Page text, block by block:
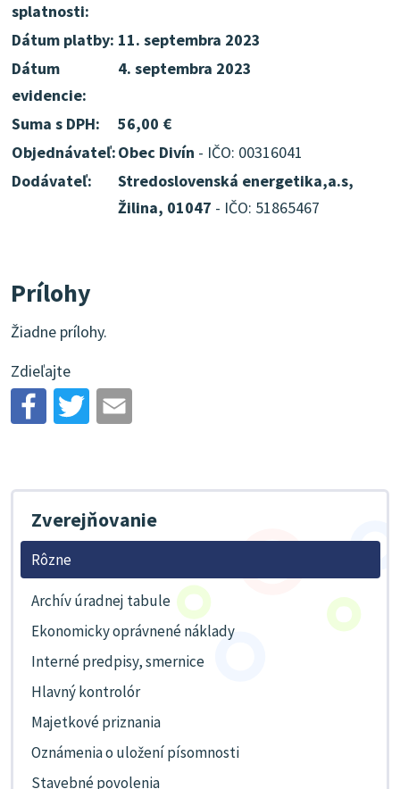
splatnosti:
Dátum platby: 11. septembra 2023
Dátum
evidencie:
4. septembra 2023
Suma s DPH:
56,00 €
Objednávateľ:Obec Divín - IČO: 00316041
Dodávateľ:
Stredoslovenská energetika,a.s,
Žilina, 01047 - IČO: 51865467
Prílohy
Žiadne prílohy.
Zdieľajte
Zverejňovanie
Rôzne
Archív úradnej tabule
Ekonomicky oprávnené náklady
Interné predpisy, smernice
Hlavný kontrolór
Majetkové priznania
Oznámenia o uložení písomnosti
Stavebné povolenia